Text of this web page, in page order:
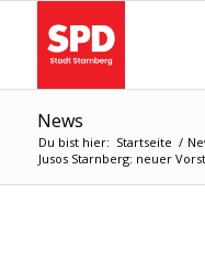
News
Du bist hier: Startseite /
Jusos Starnberg: neuer